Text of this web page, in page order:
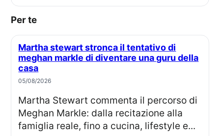
Per te
Martha stewart stronca il tentativo di
meghan markle di diventare una guru della
casa
05/08/2026
Martha Stewart commenta il percorso di
Meghan Markle: dalla recitazione alla
famiglia reale, fino a cucina, lifestyle e...